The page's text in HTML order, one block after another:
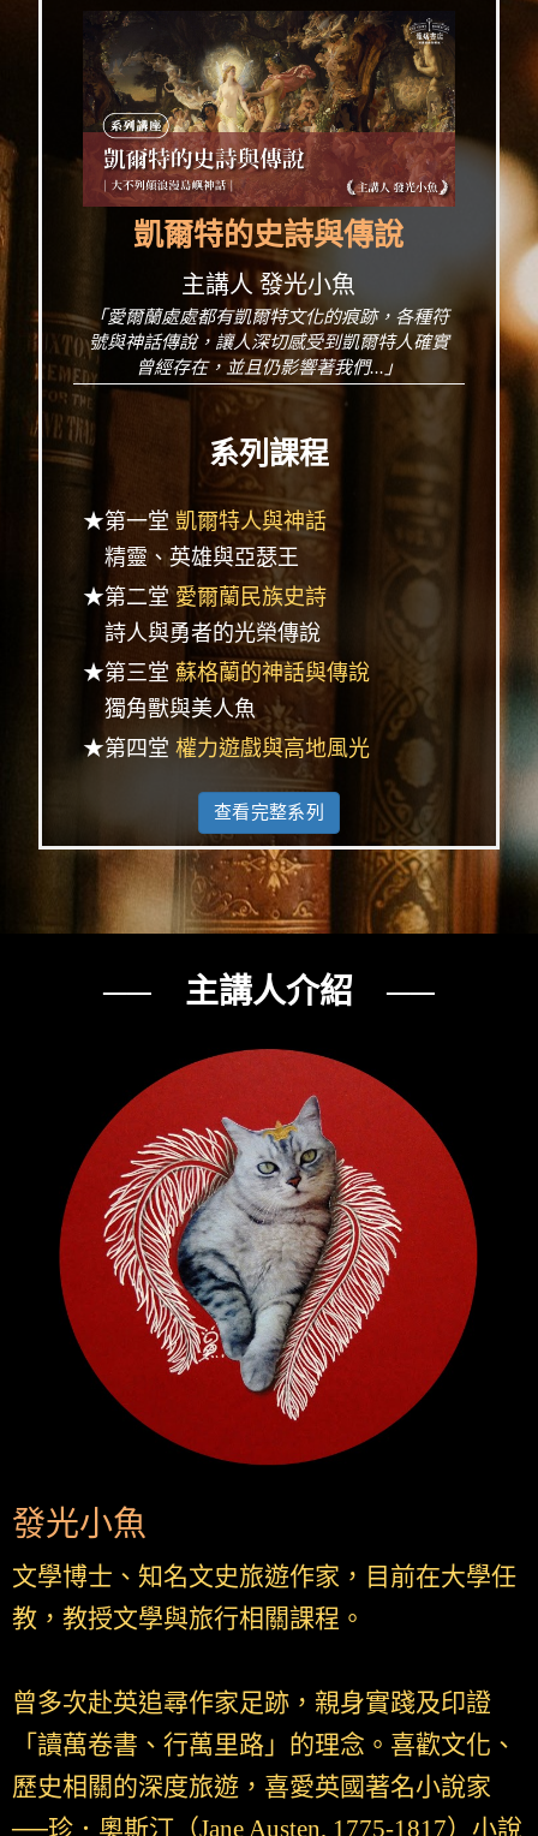
凱爾特的史詩與傳說
主講人 發光小魚
「愛爾蘭處處都有凱爾特文化的痕跡，各種符
號與神話傳說，讓人深切感受到凱爾特人確實
曾經存在，並且仍影響著我們...」
系列課程
★第一堂凱爾特人與神話
精靈、英雄與亞瑟王
★第二堂愛爾蘭民族史詩
詩人與勇者的光榮傳說
★第三堂 蘇格蘭的神話與傳說
獨角獸與美人魚
★第四堂 權力遊戲與高地風光
查看完整系列
── 主講人介紹 ──
發光小魚
文學博士、知名文史旅遊作家，目前在大學任
教，教授文學與旅行相關課程。
曾多次赴英追尋作家足跡，親身實踐及印證
「讀萬卷書、行萬里路」的理念。喜歡文化、
歷史相關的深度旅遊，喜愛英國著名小說家
──珍．奧斯汀（Jane Austen, 1775-1817）小說